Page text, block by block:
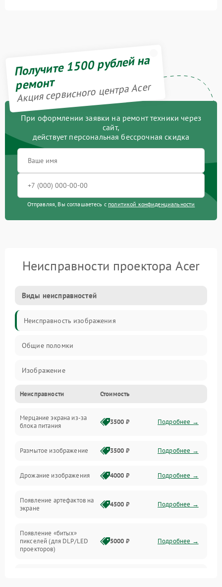
Получите 1500 рублей на
ремонт
Акция сервисного центра Acer
При оформлении заявки на ремонт техники через
сайт,
действует персональная бессрочная скидка
Отправляя, Вы соглашаетесь с политикой конфиденциальности
Неисправности проектора Acer
Виды неисправностей
Неисправность изображения
Общие поломки
Изображение
Лампа подсветки
Неисправность управления и интерфейсов
Неисправности Стоимость
Мерцание экрана из-за
блока питания
3500 ₽ Подробнее →
Размытое изображение 3500 ₽ Подробнее →
Дрожание изображения 4000 ₽ Подробнее →
Появление артефактов на
экране
4500 ₽ Подробнее →
Появление «битых»
пикселей (для DLP/LED
проекторов)
5000 ₽ Подробнее →